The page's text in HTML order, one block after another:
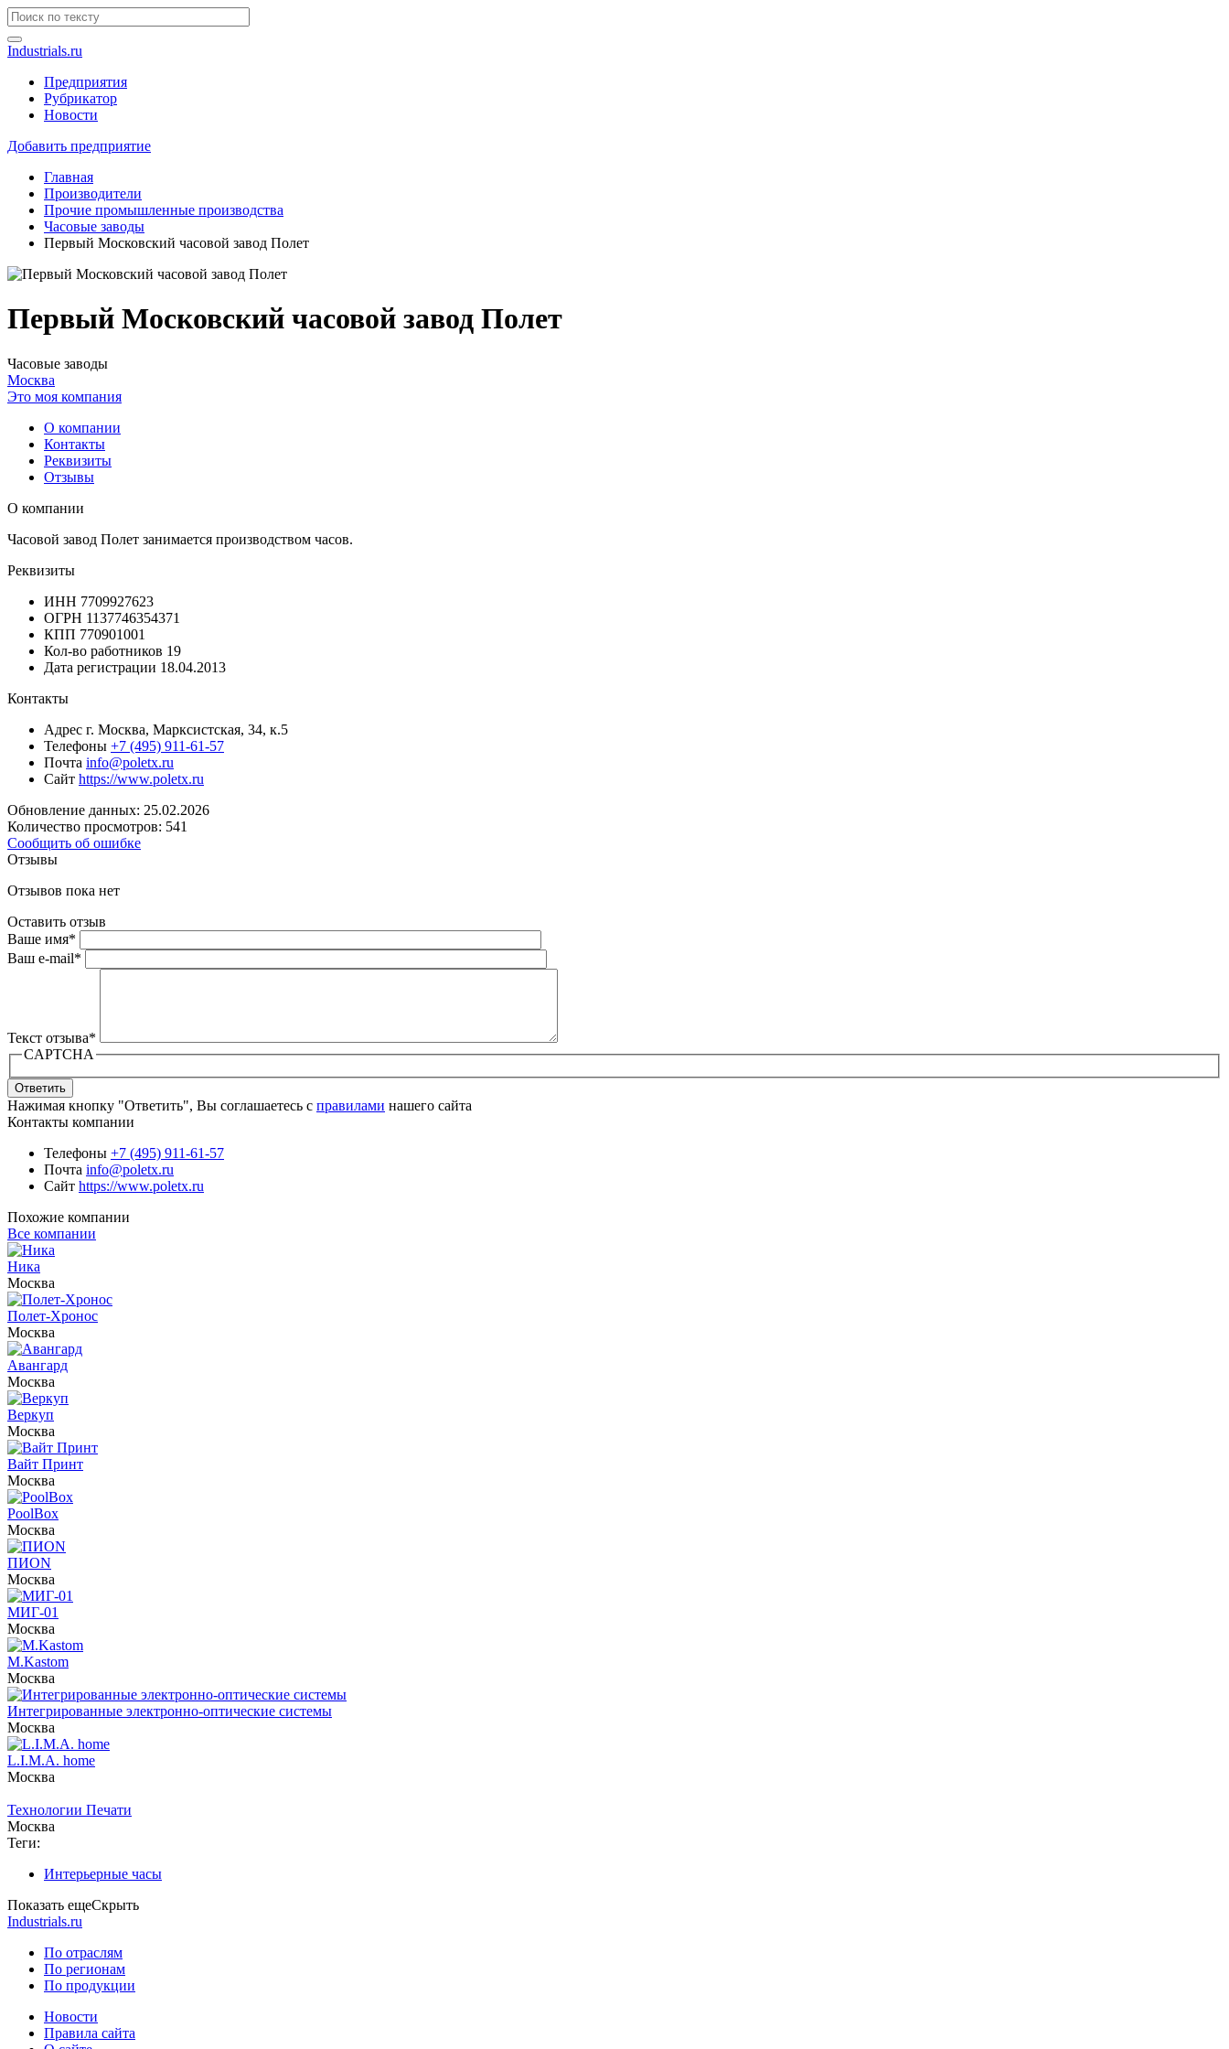
Industrials.ru
Предприятия
Рубрикатор
Новости
Добавить предприятие
Главная
Производители
Прочие промышленные производства
Часовые заводы
Первый Московский часовой завод Полет
Первый Московский часовой завод Полет
Часовые заводы
Москва
Это моя компания
О компании
Контакты
Реквизиты
Отзывы
О компании
Часовой завод Полет занимается производством часов.
Реквизиты
ИНН 7709927623
ОГРН 1137746354371
КПП 770901001
Кол-во работников 19
Дата регистрации 18.04.2013
Контакты
Адрес г. Москва, Марксистская, 34, к.5
Телефоны +7 (495) 911-61-57
Почта info@poletx.ru
Сайт https://www.poletx.ru
Обновление данных: 25.02.2026
Количество просмотров: 541
Сообщить об ошибке
Отзывы
Отзывов пока нет
Оставить отзыв
Ваше имя*
Ваш e-mail*
Текст отзыва*
CAPTCHA
Ответить
Нажимая кнопку "Ответить", Вы соглашаетесь с правилами нашего сайта
Контакты компании
Телефоны +7 (495) 911-61-57
Почта info@poletx.ru
Сайт https://www.poletx.ru
Похожие компании
Все компании
Ника
Москва
Полет-Хронос
Москва
Авангард
Москва
Веркуп
Москва
Вайт Принт
Москва
PoolBox
Москва
ПИON
Москва
МИГ-01
Москва
M.Kastom
Москва
Интегрированные электронно-оптические системы
Москва
L.I.M.A. home
Москва
Технологии Печати
Москва
Теги:
Интерьерные часы
Показать ещеСкрыть
Industrials.ru
По отраслям
По регионам
По продукции
Новости
Правила сайта